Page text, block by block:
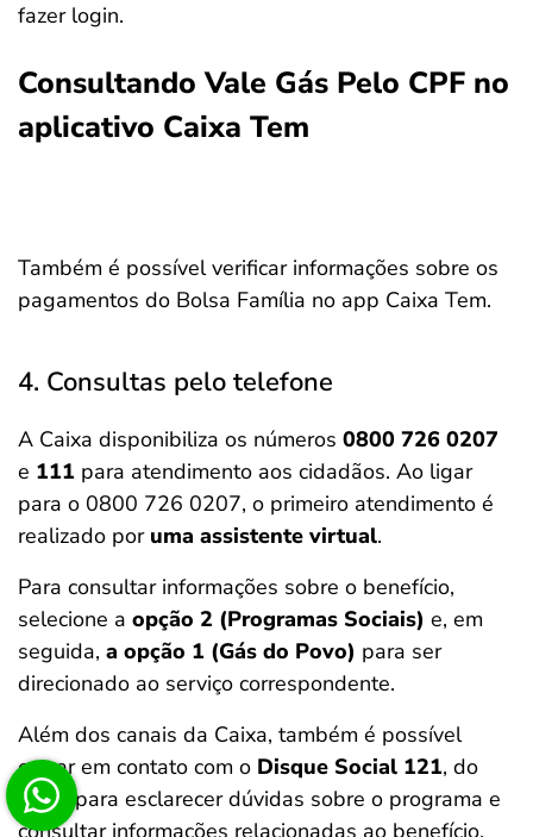
fazer login.
Consultando Vale Gás Pelo CPF no
aplicativo Caixa Tem
Também é possível verificar informações sobre os
pagamentos do Bolsa Família no app Caixa Tem.
4. Consultas pelo telefone
A Caixa disponibiliza os números 0800 726 0207
e 111 para atendimento aos cidadãos. Ao ligar
para o 0800 726 0207, o primeiro atendimento é
realizado poruma assistente virtual.
Para consultar informações sobre o benefício,
selecione a opção 2 (Programas Sociais) e, em
seguida, a opção 1 (Gás do Povo) para ser
direcionado ao serviço correspondente.
Além dos canais da Caixa, também é possível
entrar em contato com o Disque Social 121, do
MDS, para esclarecer dúvidas sobre o programa e